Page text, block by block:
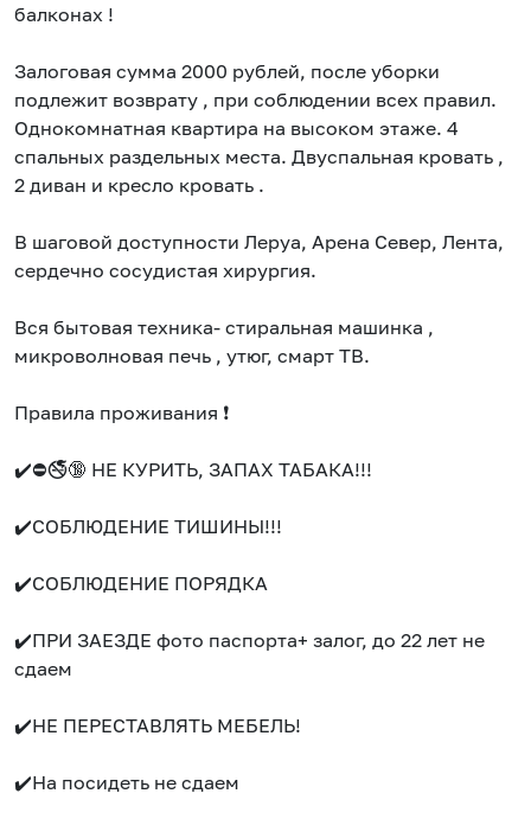
балконах !
Залоговая сумма 2000 рублей, после уборки
подлежит возврату , при соблюдении всех правил.
Однокомнатная квартира на высоком этаже. 4
спальных раздельных места. Двуспальная кровать ,
2 диван и кресло кровать .
В шаговой доступности Леруа, Арена Север, Лента,
сердечно сосудистая хирургия.
Вся бытовая техника- стиральная машинка ,
микроволновая печь , утюг, смарт ТВ.
Правила проживания ❗️
✔️⛔🚭🔞 НЕ КУРИТЬ, ЗАПАХ ТАБАКА!!!
✔️СОБЛЮДЕНИЕ ТИШИНЫ!!!
✔️СОБЛЮДЕНИЕ ПОРЯДКА
✔️ПРИ ЗАЕЗДЕ фото паспорта+ залог, до 22 лет не
сдаем
✔️НЕ ПЕРЕСТАВЛЯТЬ МЕБЕЛЬ!
✔️На посидеть не сдаем